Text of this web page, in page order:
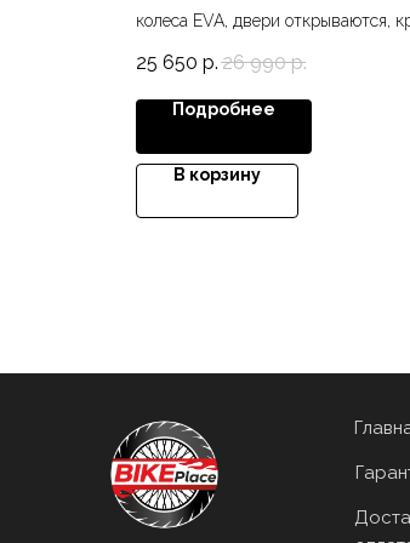
колеса EVA, двери открываются,
25 650 р. 26 990 р.
Подробнее
В корзину